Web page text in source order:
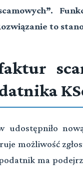
to
faktur
udostępniło
możliwość
ma